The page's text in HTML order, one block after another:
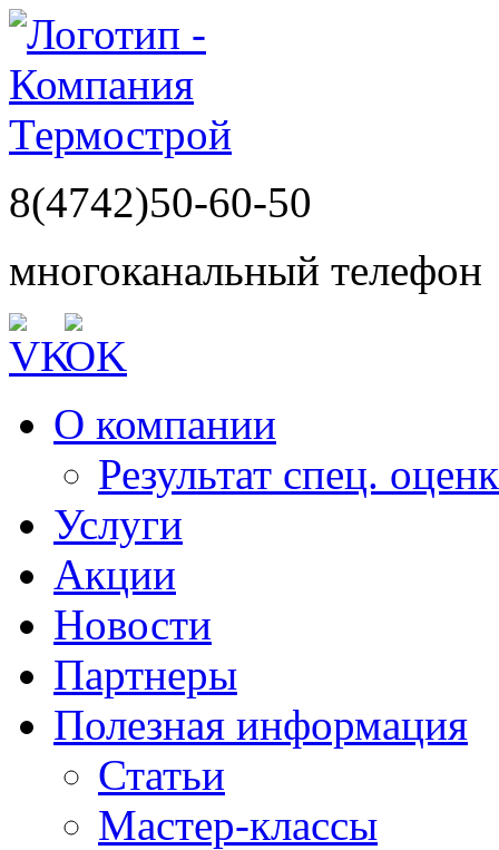
8(4742)50-60-50
многоканальный телефон
О компании
Результат спец.
Услуги
Акции
Новости
Партнеры
Полезная информация
Статьи
Мастер-классы